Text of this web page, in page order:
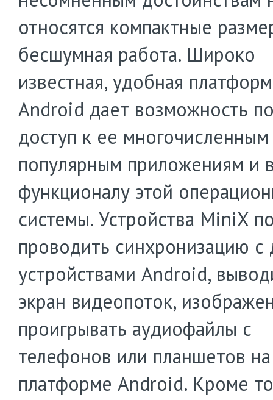
относятся компактные
бесшумная работа. Широко
известная, удобная
Android дает возможность
доступ к ее многочисленным
популярным приложениям и
функционалу этой
системы. Устройства MiniX
проводить синхронизацию с
устройствами Android,
экран видеопоток,
проигрывать аудиофайлы с
телефонов или планшетов на
платформе Android. Кроме